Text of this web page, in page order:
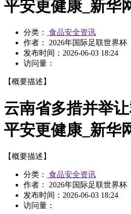
平安更健康_新华
分类：
食品安全资讯
作者： 2026年国际足联世界杯
发布时间： 2026-06-03 18:24
访问量：
【概要描述】
云南省多措并举
平安更健康_新华
【概要描述】
分类：
食品安全资讯
作者： 2026年国际足联世界杯
发布时间： 2026-06-03 18:24
访问量：